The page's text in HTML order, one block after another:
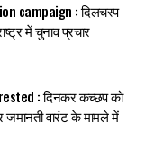
campaign : दिलचस्प
में चुनाव प्रचार
: दिनकर कच्छप को
जमानती वारंट के मामले में